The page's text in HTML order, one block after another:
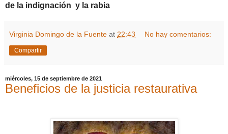
de la indignación y la rabia
Virginia Domingo de la Fuente at 22:43 No hay comentarios:
Compartir
miércoles, 15 de septiembre de 2021
Beneficios de la justicia restaurativa